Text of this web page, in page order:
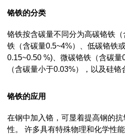
铬铁的分类
铬铁按含碳量不同分为高碳铬铁
铁（含碳量0.5~4%）、低碳铬铁
0.15~0.50 %)、微碳铬铁（含碳
（含碳量小于0.03%），以及硅铬
铬铁的应用
在钢中加入铬，可显着提高钢的
性。 许多具有特殊物理和化学性